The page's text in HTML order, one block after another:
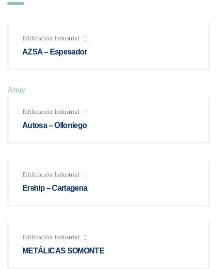
Edificación Industrial
AZSA – Espesador
Array
Edificación Industrial
Autosa – Olloniego
Edificación Industrial
Ership – Cartagena
Edificación Industrial
METÁLICAS SOMONTE